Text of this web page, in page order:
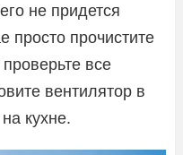
не придется
просто прочистите
все
вентилятор в
кухне.